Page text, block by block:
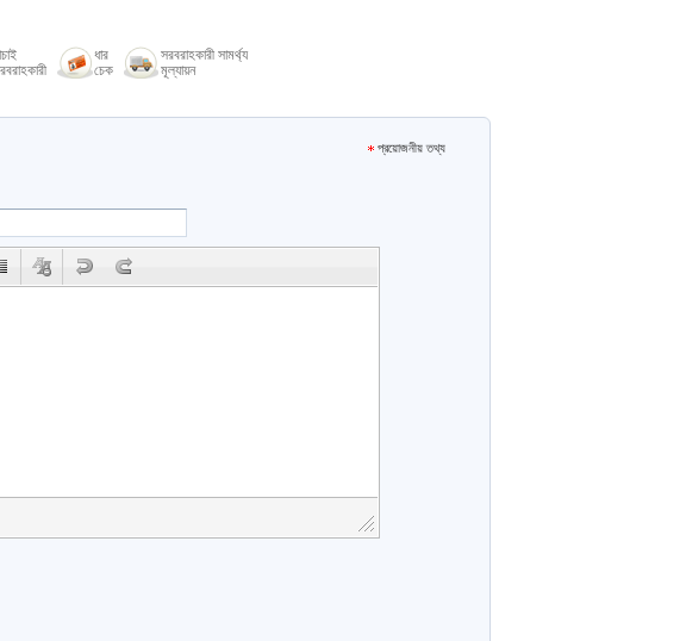
ধার
চেক
সরবরাহকারী সামর্থ্য
মূল্যায়ন
প্রয়োজনীয় তথ্য